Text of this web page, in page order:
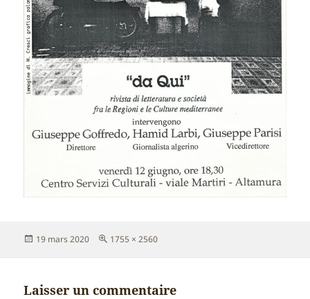
Publié
19 mars 2020
Taille
1755 × 2560
Laisser un commentaire